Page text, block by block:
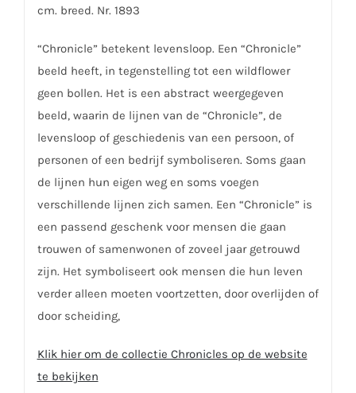
cm. breed. Nr. 1893
“Chronicle” betekent levensloop. Een “Chronicle”
beeld heeft, in tegenstelling tot een wildflower
geen bollen. Het is een abstract weergegeven
beeld, waarin de lijnen van de “Chronicle”, de
levensloop of geschiedenis van een persoon, of
personen of een bedrijf symboliseren. Soms gaan
de lijnen hun eigen weg en soms voegen
verschillende lijnen zich samen. Een “Chronicle” is
een passend geschenk voor mensen die gaan
trouwen of samenwonen of zoveel jaar getrouwd
zijn. Het symboliseert ook mensen die hun leven
verder alleen moeten voortzetten, door overlijden of
door scheiding,
Klik hier om de collectie Chronicles op de website
te bekijken